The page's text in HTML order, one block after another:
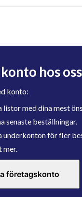
hos oss
konto:
listor med dina mest
senaste beställningar.
underkonton för fler
mer.
företagskonto